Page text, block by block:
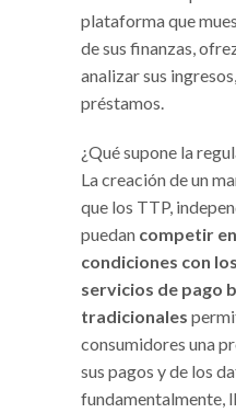
plataforma que
de sus finanzas,
analizar sus
préstamos.
¿Qué supone la
La creación de un
que los TTP,
puedan competir
condiciones con
servicios de pago
tradicionales
consumidores una
sus pagos y de los
fundamentalmente,